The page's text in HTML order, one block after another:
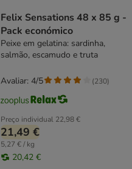
Felix Sensations 48 x 85 g -
Pack económico
Peixe em gelatina: sardinha,
salmão, escamudo e truta
Preço individual 22,98 €
21,49 €
5,27 € / kg
20,42 €
Avaliar: 4/5 (230)